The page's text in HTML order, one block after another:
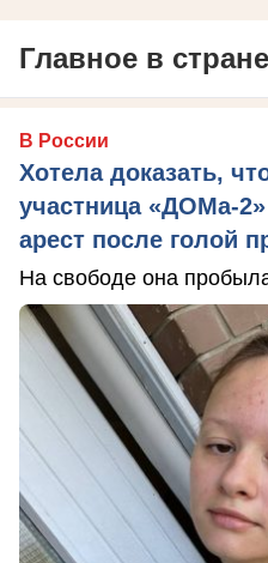
Главное в стране
В России
Хотела доказать,
участница «ДОМа-
арест после голой
На свободе она